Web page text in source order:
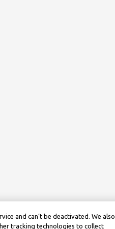
and can’t be deactivated. We also
tracking technologies to collect